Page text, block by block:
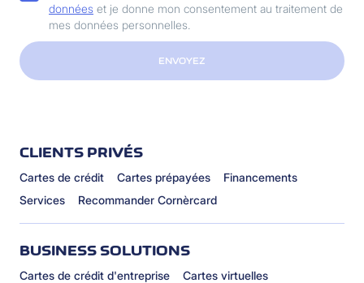
données et je donne mon consentement au traitement de
mes données personnelles.
ENVOYEZ
CLIENTS PRIVÉS
Cartes de crédit Cartes prépayées
Financements
Services
Recommander Cornèrcard
BUSINESS SOLUTIONS
Cartes de crédit d'entreprise
Cartes virtuelles